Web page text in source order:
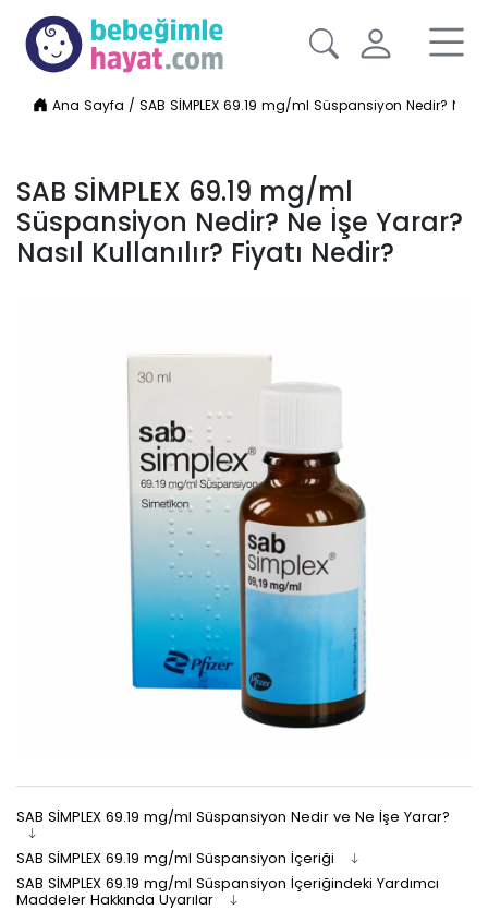
Ana Sayfa /SAB SİMPLEX 69.19 mg/ml Süspansiyon Nedir? Ne
SAB SİMPLEX 69.19 mg/ml
Süspansiyon Nedir? Ne İşe Yarar?
Nasıl Kullanılır? Fiyatı Nedir?
SAB SİMPLEX 69.19 mg/ml Süspansiyon Nedir ve Ne İşe Yarar?
SAB SİMPLEX 69.19 mg/ml Süspansiyon İçeriği
SAB SİMPLEX 69.19 mg/ml Süspansiyon İçeriğindeki Yardımcı
Maddeler Hakkında Uyarılar